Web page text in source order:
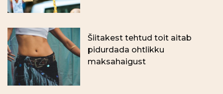
Šiitakest tehtud toit aitab
pidurdada ohtlikku
maksahaigust